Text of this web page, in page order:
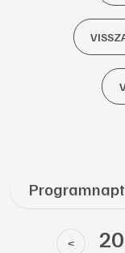
<